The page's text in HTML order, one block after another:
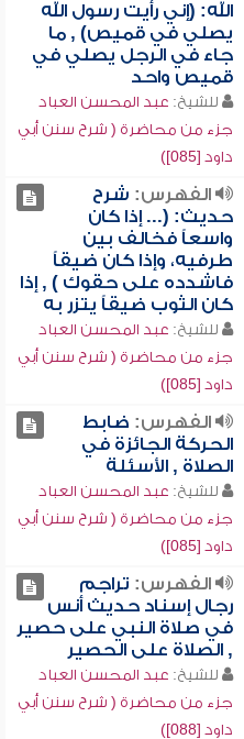
الله: (إني رأيت رسول الله
يصلي في قميص) , ما
جاء في الرجل يصلي في
قميص واحد
للشيخ: عبد المحسن العباد
جزء من محاضرة ( شرح سنن أبي
داود [085])
الفهرس: شرح
حديث: (... إذا كان
واسعاً فخالف بين
طرفيه، وإذا كان ضيقاً
فاشدده على حقوك ) , إذا
كان الثوب ضيقاً يتزر به
للشيخ: عبد المحسن العباد
جزء من محاضرة ( شرح سنن أبي
داود [085])
الفهرس: ضابط
الحركة الجائزة في
الصلاة , الأسئلة
للشيخ: عبد المحسن العباد
جزء من محاضرة ( شرح سنن أبي
داود [085])
الفهرس: تراجم
رجال إسناد حديث أنس
في صلاة النبي على حصير
, الصلاة على الحصير
للشيخ: عبد المحسن العباد
جزء من محاضرة ( شرح سنن أبي
داود [088])